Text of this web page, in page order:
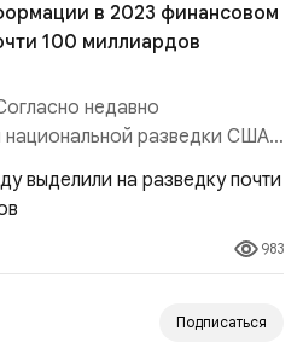
в 2023 финансовом
100 миллиардов
недавно
национальной разведки США
информации в
заложено почти 100
почти на 10 миллиардов
году. Сообщается, что
71,7 миллиарда
...
983
Подписаться